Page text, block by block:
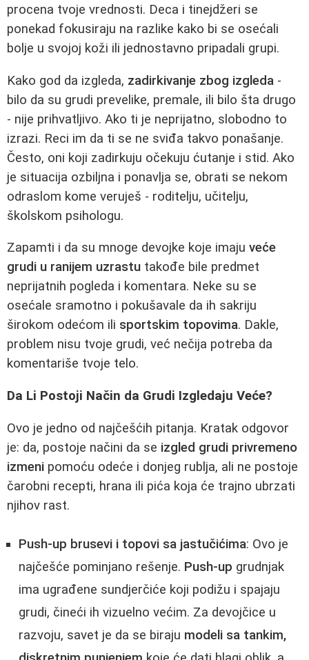
procena tvoje vrednosti. Deca i tinejdžeri se
ponekad fokusiraju na razlike kako bi se osećali
bolje u svojoj koži ili jednostavno pripadali grupi.
Kako god da izgleda, zadirkivanje zbog izgleda -
bilo da su grudi prevelike, premale, ili bilo šta drugo
- nije prihvatljivo. Ako ti je neprijatno, slobodno to
izrazi. Reci im da ti se ne sviđa takvo ponašanje.
Često, oni koji zadirkuju očekuju ćutanje i stid. Ako
je situacija ozbiljna i ponavlja se, obrati se nekom
odraslom kome veruješ - roditelju, učitelju,
školskom psihologu.
Zapamti i da su mnoge devojke koje imaju veće
grudi u ranijem uzrastu takođe bile predmet
neprijatnih pogleda i komentara. Neke su se
osećale sramotno i pokušavale da ih sakriju
širokom odećom ili sportskim topovima. Dakle,
problem nisu tvoje grudi, već nečija potreba da
komentariše tvoje telo.
Da Li Postoji Način da Grudi Izgledaju Veće?
Ovo je jedno od najčešćih pitanja. Kratak odgovor
je: da, postoje načini da se izgled grudi privremeno
izmeni pomoću odeće i donjeg rublja, ali ne postoje
čarobni recepti, hrana ili pića koja će trajno ubrzati
njihov rast.
Push-up brusevi i topovi sa jastučićima: Ovo je
najčešće pominjano rešenje. Push-up grudnjak
ima ugrađene sundjerčiće koji podižu i spajaju
grudi, čineći ih vizuelno većim. Za devojčice u
razvoju, savet je da se biraju modeli sa tankim,